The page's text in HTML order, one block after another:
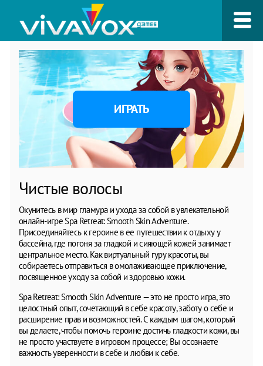
ИГРАТЬ
Чистые волосы
Окунитесь в мир гламура и ухода за собой в увлекательной
онлайн-игре Spa Retreat: Smooth Skin Adventure.
Присоединяйтесь к героине в ее путешествии к отдыху у
бассейна, где погоня за гладкой и сияющей кожей занимает
центральное место. Как виртуальный гуру красоты, вы
собираетесь отправиться в омолаживающее приключение,
посвященное уходу за собой и здоровью кожи.
Spa Retreat: Smooth Skin Adventure — это не просто игра, это
целостный опыт, сочетающий в себе красоту, заботу о себе и
расширение прав и возможностей. С каждым шагом, который
вы делаете, чтобы помочь героине достичь гладкости кожи, вы
не просто участвуете в игровом процессе; Вы осознаете
важность уверенности в себе и любви к себе.